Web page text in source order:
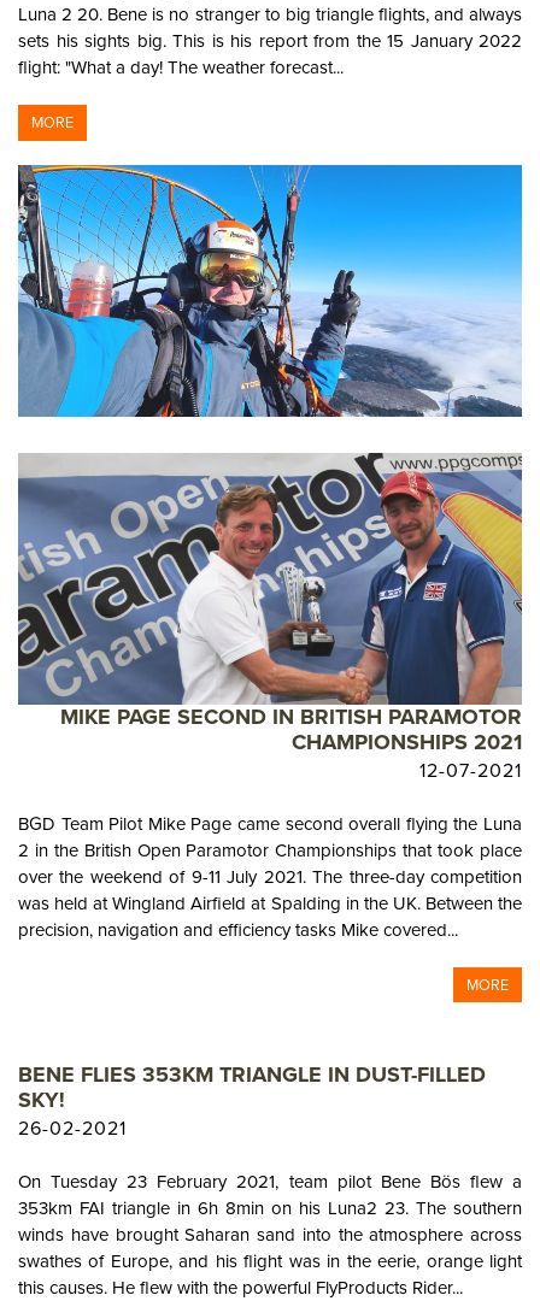
Luna 2 20. Bene is no stranger to big triangle flights, and always
sets his sights big. This is his report from the 15 January 2022
flight: "What a day! The weather forecast...
MORE
MIKE PAGE SECOND IN BRITISH PARAMOTOR
CHAMPIONSHIPS 2021
12-07-2021
BGD Team Pilot Mike Page came second overall flying the Luna
2 in the British Open Paramotor Championships that took place
over the weekend of 9-11 July 2021. The three-day competition
was held at Wingland Airfield at Spalding in the UK. Between the
precision, navigation and efficiency tasks Mike covered...
MORE
BENE FLIES 353KM TRIANGLE IN DUST-FILLED
SKY!
26-02-2021
On Tuesday 23 February 2021, team pilot Bene Bös flew a
353km FAI triangle in 6h 8min on his Luna2 23. The southern
winds have brought Saharan sand into the atmosphere across
swathes of Europe, and his flight was in the eerie, orange light
this causes. He flew with the powerful FlyProducts Rider...